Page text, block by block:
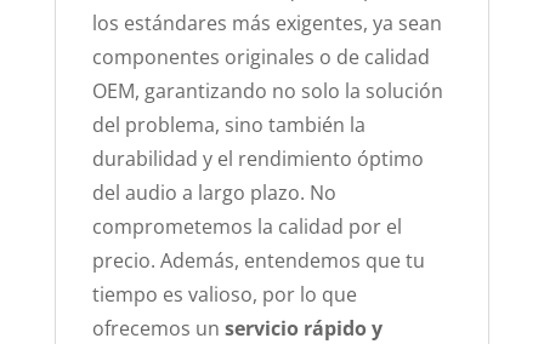
los estándares más exigentes, ya sean
componentes originales o de calidad
OEM, garantizando no solo la solución
del problema, sino también la
durabilidad y el rendimiento óptimo
del audio a largo plazo. No
comprometemos la calidad por el
precio. Además, entendemos que tu
tiempo es valioso, por lo que
ofrecemos un servicio rápido y